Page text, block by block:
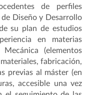
de perfiles
Diseño y Desarrollo
su plan de estudios
en materias
(elementos
fabricación,
previas al máster (en
accesible una vez